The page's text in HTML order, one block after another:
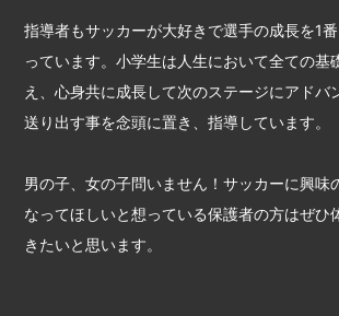
指導者もサッカーが大好きで選手の成長を1
っています。小学生は人生において全ての基
え、心身共に成長して次のステージにアドバ
送り出す事を念頭に置き、指導しています。
男の子、女の子問いません！サッカーに興味
なってほしいと想っている保護者の方はぜひ
きたいと思います。